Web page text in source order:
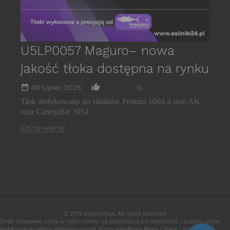
U5LP0057 Maguro– nowa
jakość tłoka dostępna na rynku
date_range 06 Lipiec 2026 thumb_up_alt 0
Tłok dedykowany do silników Perkins 1004.4 serii AK
oraz Caterpillar 3054
Czytaj więcej
© 2019 esilniki24.pl. All rights reserved.
Znaki towarowe użyte w treści strony są własnością ich właścicieli i zostały użyte